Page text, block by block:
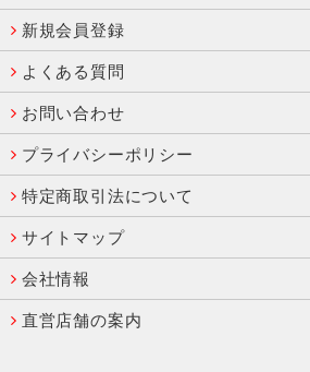
新規会員登録
よくある質問
お問い合わせ
プライバシーポリシー
特定商取引法について
サイトマップ
会社情報
直営店舗の案内